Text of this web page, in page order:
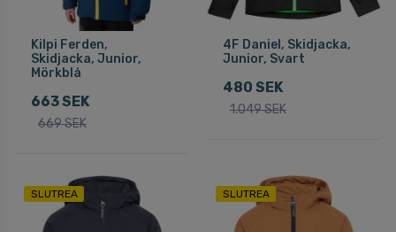
Kilpi Ferden,
Skidjacka, Junior,
Mörkblå
663 SEK
669 SEK
4F Daniel, Skidjacka,
Junior, Svart
480 SEK
1.049 SEK
SLUTREA SLUTREA